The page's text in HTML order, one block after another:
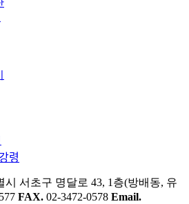
시 서초구 명달로 43, 1층(방배동, 유
FAX. 02-3472-0578 Email.